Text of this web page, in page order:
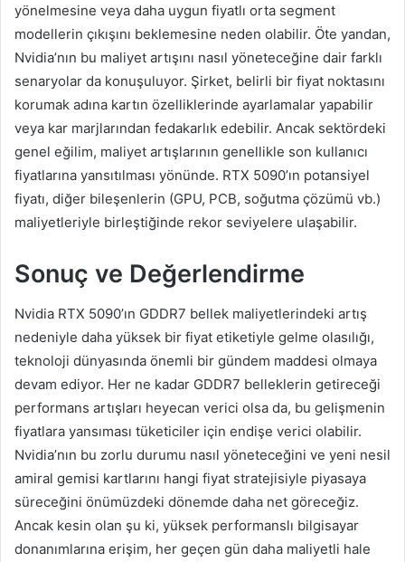
yönelmesine veya daha uygun fiyatlı orta segment
modellerin çıkışını beklemesine neden olabilir. Öte yandan,
Nvidia’nın bu maliyet artışını nasıl yöneteceğine dair farklı
senaryolar da konuşuluyor. Şirket, belirli bir fiyat noktasını
korumak adına kartın özelliklerinde ayarlamalar yapabilir
veya kar marjlarından fedakarlık edebilir. Ancak sektördeki
genel eğilim, maliyet artışlarının genellikle son kullanıcı
fiyatlarına yansıtılması yönünde. RTX 5090’ın potansiyel
fiyatı, diğer bileşenlerin (GPU, PCB, soğutma çözümü vb.)
maliyetleriyle birleştiğinde rekor seviyelere ulaşabilir.
Sonuç ve Değerlendirme
Nvidia RTX 5090’ın GDDR7 bellek maliyetlerindeki artış
nedeniyle daha yüksek bir fiyat etiketiyle gelme olasılığı,
teknoloji dünyasında önemli bir gündem maddesi olmaya
devam ediyor. Her ne kadar GDDR7 belleklerin getireceği
performans artışları heyecan verici olsa da, bu gelişmenin
fiyatlara yansıması tüketiciler için endişe verici olabilir.
Nvidia’nın bu zorlu durumu nasıl yöneteceğini ve yeni nesil
amiral gemisi kartlarını hangi fiyat stratejisiyle piyasaya
süreceğini önümüzdeki dönemde daha net göreceğiz.
Ancak kesin olan şu ki, yüksek performanslı bilgisayar
donanımlarına erişim, her geçen gün daha maliyetli hale